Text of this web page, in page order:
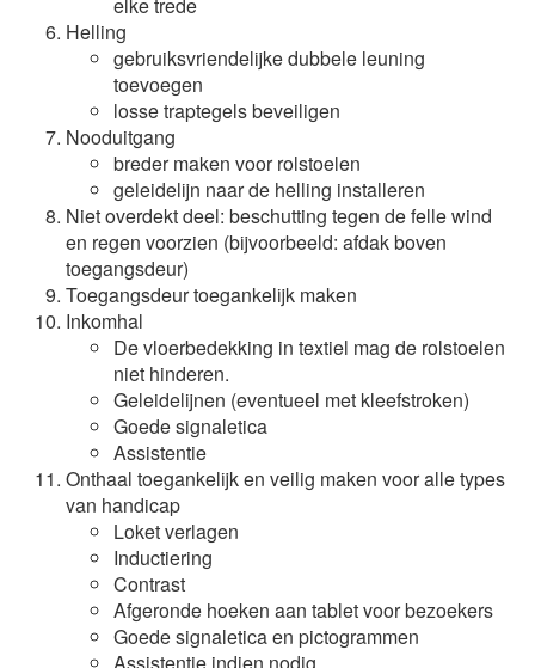
Helling
gebruiksvriendelijke dubbele leuning
toevoegen
losse traptegels beveiligen
Nooduitgang
breder maken voor rolstoelen
geleidelijn naar de helling installeren
Niet overdekt deel: beschutting tegen de felle wind
en regen voorzien (bijvoorbeeld: afdak boven
toegangsdeur)
Toegangsdeur toegankelijk maken
Inkomhal
De vloerbedekking in textiel mag de rolstoelen
niet hinderen.
Geleidelijnen (eventueel met kleefstroken)
Goede signaletica
Assistentie
Onthaal toegankelijk en veilig maken voor alle types
van handicap
Loket verlagen
Inductiering
Contrast
Afgeronde hoeken aan tablet voor bezoekers
Goede signaletica en pictogrammen